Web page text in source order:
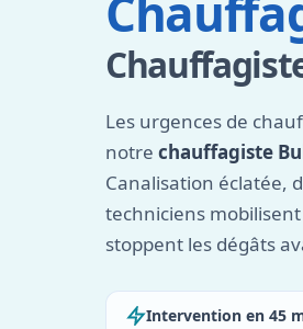
Les urgences de
notre chauffagiste
Canalisation éclatée,
techniciens
stoppent les dégâts
Intervention en 45